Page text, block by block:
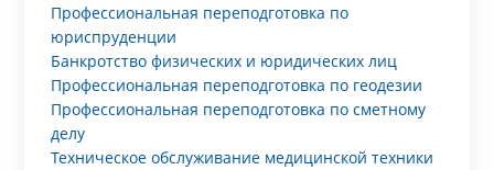
Профессиональная переподготовка по
юриспруденции
Банкротство физических и юридических лиц
Профессиональная переподготовка по геодезии
Профессиональная переподготовка по сметному
делу
Техническое обслуживание медицинской техники